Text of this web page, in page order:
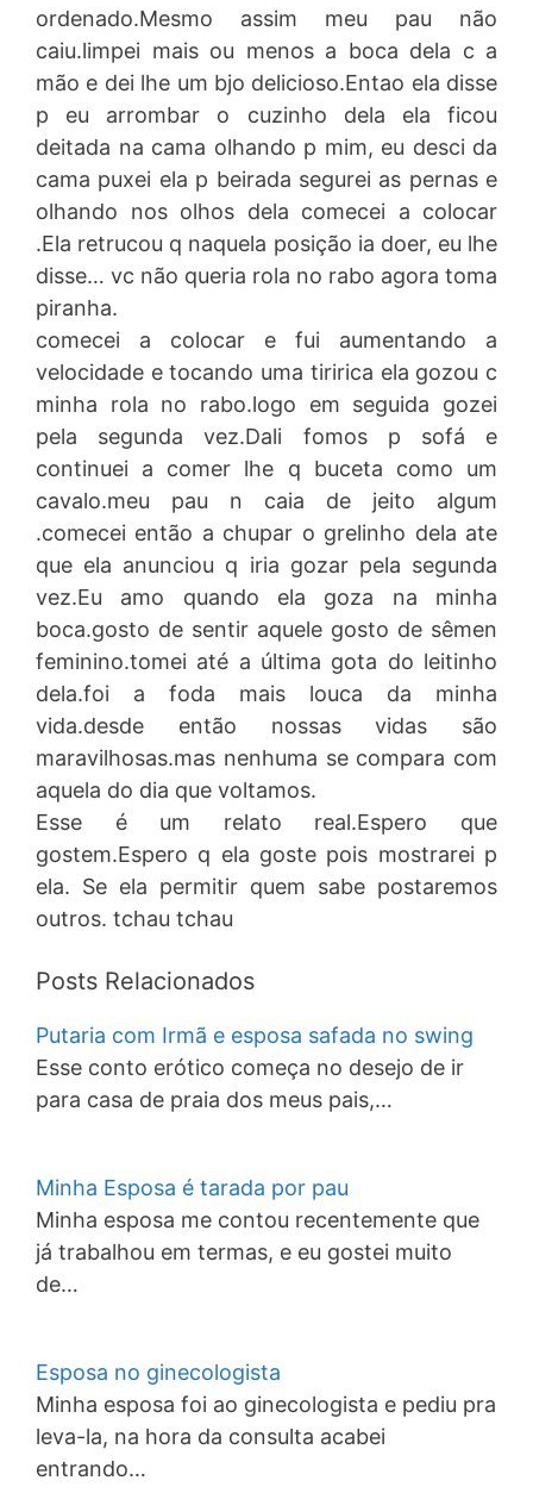
ordenado.Mesmo assim meu pau não
caiu.limpei mais ou menos a boca dela c a
mão e dei lhe um bjo delicioso.Entao ela disse
p eu arrombar o cuzinho dela ela ficou
deitada na cama olhando p mim, eu desci da
cama puxei ela p beirada segurei as pernas e
olhando nos olhos dela comecei a colocar
.Ela retrucou q naquela posição ia doer, eu lhe
disse… vc não queria rola no rabo agora toma
piranha.
comecei a colocar e fui aumentando a
velocidade e tocando uma tiririca ela gozou c
minha rola no rabo.logo em seguida gozei
pela segunda vez.Dali fomos p sofá e
continuei a comer lhe q buceta como um
cavalo.meu pau n caia de jeito algum
.comecei então a chupar o grelinho dela ate
que ela anunciou q iria gozar pela segunda
vez.Eu amo quando ela goza na minha
boca.gosto de sentir aquele gosto de sêmen
feminino.tomei até a última gota do leitinho
dela.foi a foda mais louca da minha
vida.desde então nossas vidas são
maravilhosas.mas nenhuma se compara com
aquela do dia que voltamos.
Esse é um relato real.Espero que
gostem.Espero q ela goste pois mostrarei p
ela. Se ela permitir quem sabe postaremos
outros. tchau tchau
Posts Relacionados
Putaria com Irmã e esposa safada no swing
Esse conto erótico começa no desejo de ir
para casa de praia dos meus pais,…
Minha Esposa é tarada por pau
Minha esposa me contou recentemente que
já trabalhou em termas, e eu gostei muito
de…
Esposa no ginecologista
Minha esposa foi ao ginecologista e pediu pra
leva-la, na hora da consulta acabei
entrando…